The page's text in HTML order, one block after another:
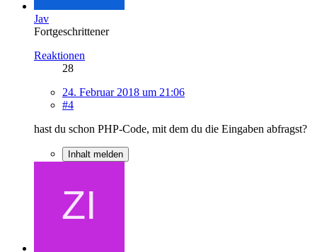
Jav
Fortgeschrittener
Reaktionen
28
24. Februar 2018 um 21:06
#4
hast du schon PHP-Code, mit dem du die Eingaben abfragst?
Inhalt melden